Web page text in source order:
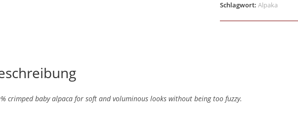
Schlagwort:Alpaka
crimped baby alpaca for soft and voluminous looks without being too fuzzy.